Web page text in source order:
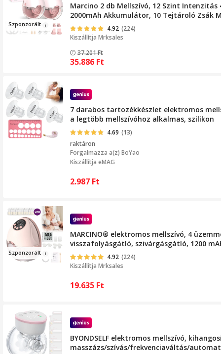
Szponzorált
Marcino 2 db Mellszívó, 12 Szint Intenzitás
2000mAh Akkumulátor, 10 Tejtároló Zsák
4.92 (224)
Kiszállítja Mrksales
37.201Ft
35.886 Ft
7 darabos tartozékkészlet elektromos
a legtöbb mellszívóhoz alkalmas, szilikon
4.69 (13)
raktáron
Forgalmazza a(z) BoYao
Kiszállítja eMAG
2.987 Ft
Szponzorált
MARCINO® elektromos mellszívó, 4
visszafolyásgátló, szivárgásgátló, 1200
4.92 (224)
Kiszállítja Mrksales
19.635 Ft
BYONDSELF elektromos mellszívó,
masszázs/szívás/frekvenciaváltás/